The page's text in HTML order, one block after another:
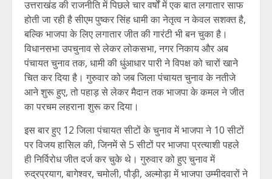
उत्तराखंड की राजनीति में पिछले चार वर्षों में एक बात लगातार साफ
होती जा रही है सीएम पुष्कर सिंह धामी का नेतृत्व न केवल सशक्त है,
बल्कि भाजपा के लिए लगातार जीत की गारंटी भी बन चुका है।
विधानसभा उपचुनाव से लेकर लोकसभा, नगर निकाय और अब
पंचायत चुनाव तक, धामी की धुंआधार पारी ने विपक्ष को चारों खाने
चित कर दिया है। गुरुवार को जब जिला पंचायत चुनाव के नतीजे
आने शुरू हुए, तो पहाड़ से लेकर मैदान तक भाजपा के कमल ने जीत
का परचम लहराना शुरू कर दिया।
इस बार हुए 12 जिला पंचायत सीटों के चुनाव में भाजपा ने 10 सीटों
पर विजय हासिल की, जिनमें से 5 सीटों पर भाजपा प्रत्याशी पहले
ही निर्विरोध जीत दर्ज कर चुके थे। गुरुवार को हुए चुनाव में
रुद्रप्रयाग, बागेश्वर, चमोली, पौड़ी, अल्मोड़ा में भाजपा उम्मीदवारों ने